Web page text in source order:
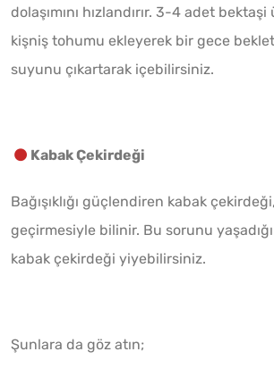
dolaşımını hızlandırır. 3-4 adet
kişniş tohumu ekleyerek bir gece
suyunu çıkartarak içebilirsiniz.
Kabak Çekirdeği
Bağışıklığı güçlendiren kabak
geçirmesiyle bilinir. Bu sorunu
kabak çekirdeği yiyebilirsiniz.
Şunlara da göz atın;